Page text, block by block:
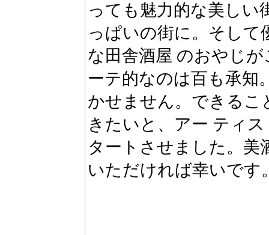
っても魅力的な美しい
っぱいの街に。そして
な田舎酒屋 のおやじ
ーテ的なのは百も承知
かせません。できるこ
きたいと、アー ティ
タートさせました。美
いただければ幸いです